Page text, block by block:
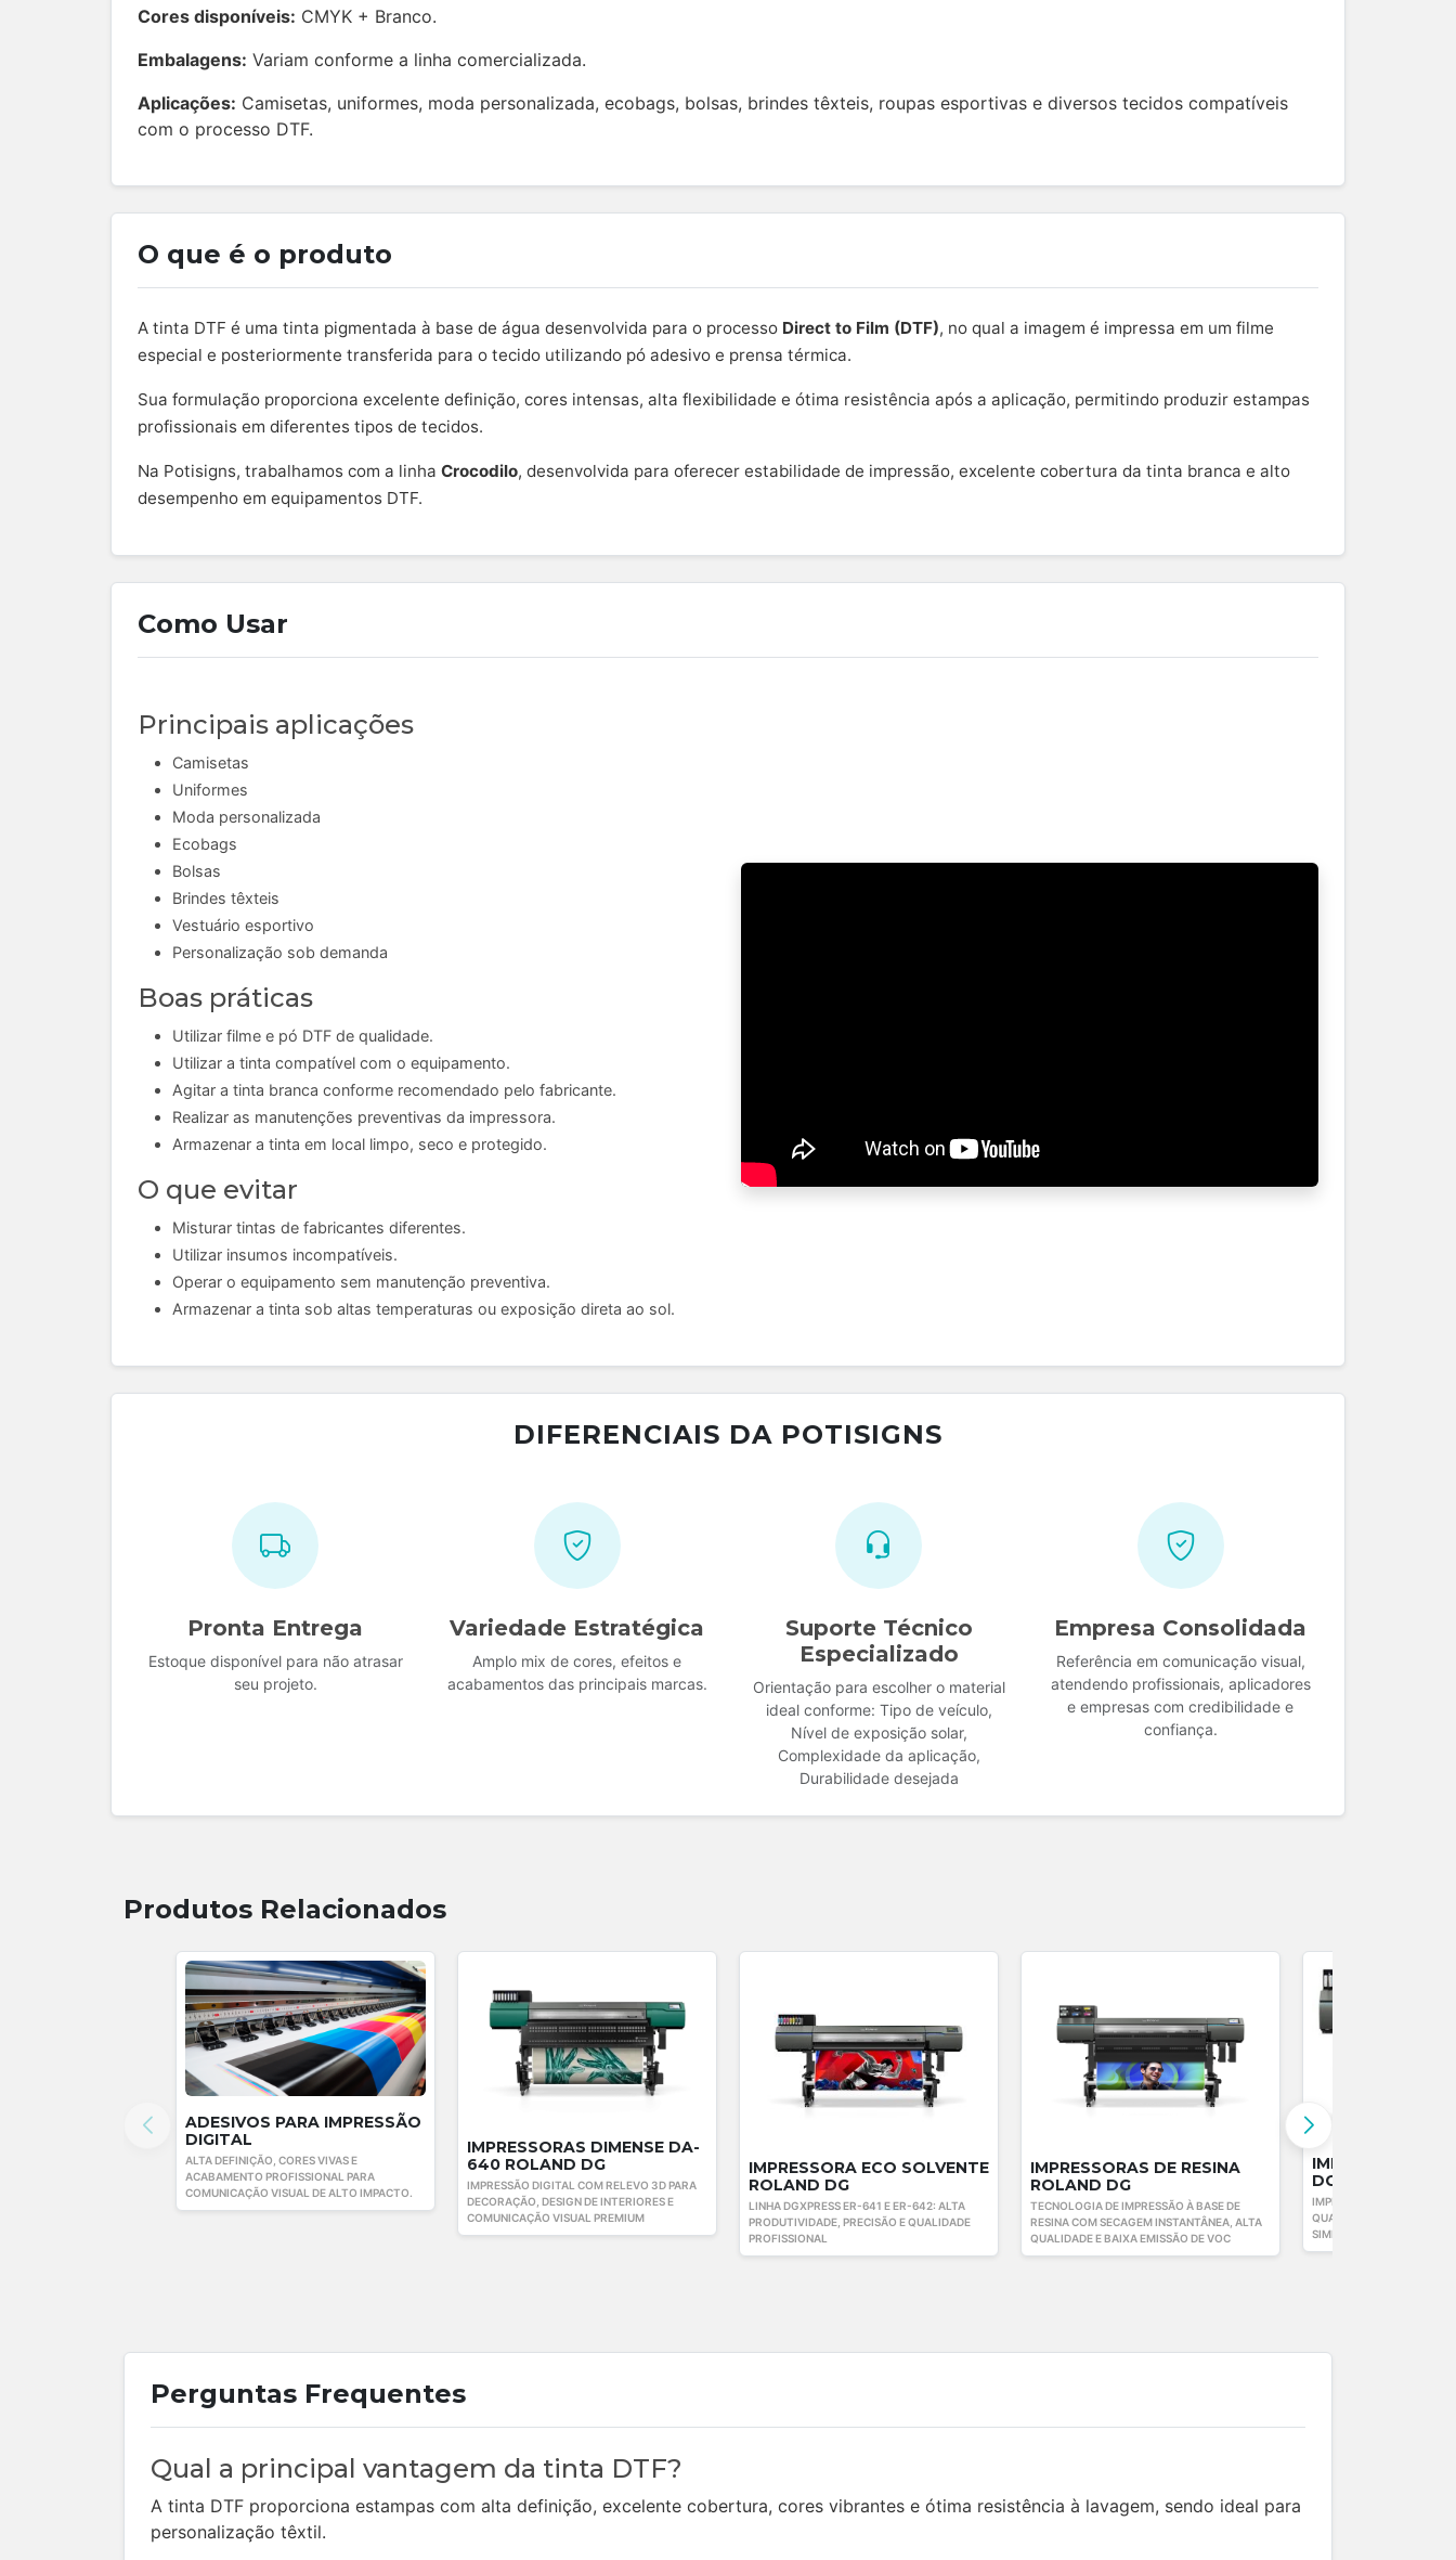
Cores disponíveis: CMYK + Branco.
Embalagens: Variam conforme a linha comercializada.
Aplicações: Camisetas, uniformes, moda personalizada, ecobags, bolsas, brindes têxteis, roupas esportivas e diversos tecidos compatíveis
com o processo DTF.
O que é o produto
A tinta DTF é uma tinta pigmentada à base de água desenvolvida para o processo Direct to Film (DTF), no qual a imagem é impressa em um filme
especial e posteriormente transferida para o tecido utilizando pó adesivo e prensa térmica.
Sua formulação proporciona excelente definição, cores intensas, alta flexibilidade e ótima resistência após a aplicação, permitindo produzir estampas
profissionais em diferentes tipos de tecidos.
Na Potisigns, trabalhamos com a linha Crocodilo, desenvolvida para oferecer estabilidade de impressão, excelente cobertura da tinta branca e alto
desempenho em equipamentos DTF.
Como Usar
Principais aplicações
Camisetas
Uniformes
Moda personalizada
Ecobags
Bolsas
Brindes têxteis
Vestuário esportivo
Personalização sob demanda
Boas práticas
Utilizar filme e pó DTF de qualidade.
Utilizar a tinta compatível com o equipamento.
Agitar a tinta branca conforme recomendado pelo fabricante.
Realizar as manutenções preventivas da impressora.
Armazenar a tinta em local limpo, seco e protegido.
O que evitar
Misturar tintas de fabricantes diferentes.
Utilizar insumos incompatíveis.
Operar o equipamento sem manutenção preventiva.
Armazenar a tinta sob altas temperaturas ou exposição direta ao sol.
DIFERENCIAIS DA POTISIGNS
Pronta Entrega
Estoque disponível para não atrasar
seu projeto.
Variedade Estratégica
Amplo mix de cores, efeitos e
acabamentos das principais marcas.
Suporte Técnico
Especializado
Orientação para escolher o material
ideal conforme: Tipo de veículo,
Nível de exposição solar,
Complexidade da aplicação,
Durabilidade desejada
Empresa Consolidada
Referência em comunicação visual,
atendendo profissionais, aplicadores
e empresas com credibilidade e
confiança.
Produtos Relacionados
ADESIVOS PARA IMPRESSÃO
DIGITAL
ALTA DEFINIÇÃO, CORES VIVAS E
ACABAMENTO PROFISSIONAL PARA
COMUNICAÇÃO VISUAL DE ALTO IMPACTO.
IMPRESSORAS DIMENSE DA-
640 ROLAND DG
IMPRESSÃO DIGITAL COM RELEVO 3D PARA
DECORAÇÃO, DESIGN DE INTERIORES E
COMUNICAÇÃO VISUAL PREMIUM
IMPRESSORA ECO SOLVENTE
ROLAND DG
LINHA DGXPRESS ER-641 E ER-642: ALTA
PRODUTIVIDADE, PRECISÃO E QUALIDADE
PROFISSIONAL
IMPRESSORAS DE RESINA
ROLAND DG
TECNOLOGIA DE IMPRESSÃO À BASE DE
RESINA COM SECAGEM INSTANTÂNEA, ALTA
QUALIDADE E BAIXA EMISSÃO DE VOC
IMPRESSORAS
DG
IMPRESSÃO DIRETA NO
QUALIDADE,
SIMPLIFICADA
Perguntas Frequentes
Qual a principal vantagem da tinta DTF?
A tinta DTF proporciona estampas com alta definição, excelente cobertura, cores vibrantes e ótima resistência à lavagem, sendo ideal para
personalização têxtil.